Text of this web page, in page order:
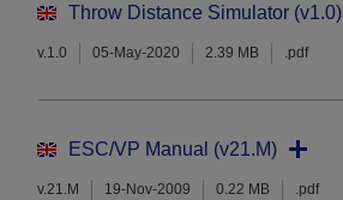
Throw Distance Simulator (v1.0)
v.1.0 05-May-2020 2.39 MB .pdf
ESC/VP Manual (v21.M)
v.21.M 19-Nov-2009 0.22 MB .pdf